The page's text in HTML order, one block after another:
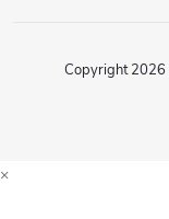
Copyright 2026
×